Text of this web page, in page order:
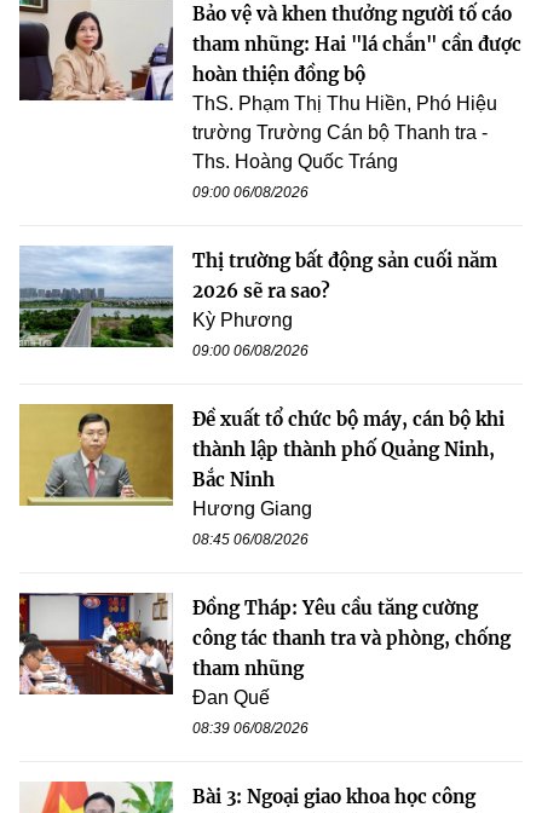
Bảo vệ và khen thưởng người tố cáo
tham nhũng: Hai "lá chắn" cần được
hoàn thiện đồng bộ
ThS. Phạm Thị Thu Hiền, Phó Hiệu
trường Trường Cán bộ Thanh tra -
Ths. Hoàng Quốc Tráng
09:00 06/08/2026
Thị trường bất động sản cuối năm
2026 sẽ ra sao?
Kỳ Phương
09:00 06/08/2026
Đề xuất tổ chức bộ máy, cán bộ khi
thành lập thành phố Quảng Ninh,
Bắc Ninh
Hương Giang
08:45 06/08/2026
Đồng Tháp: Yêu cầu tăng cường
công tác thanh tra và phòng, chống
tham nhũng
Đan Quế
08:39 06/08/2026
Bài 3: Ngoại giao khoa học công